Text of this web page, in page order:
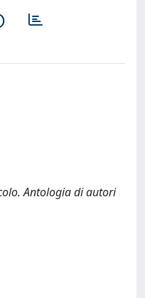
Antologia di autori